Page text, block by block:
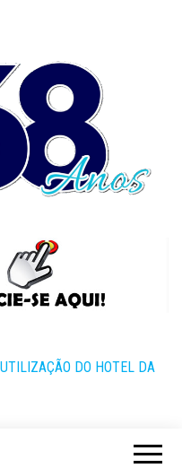
DO HOTEL DA